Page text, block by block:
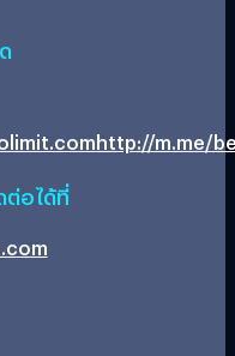
http://m.me/
อได้ที่